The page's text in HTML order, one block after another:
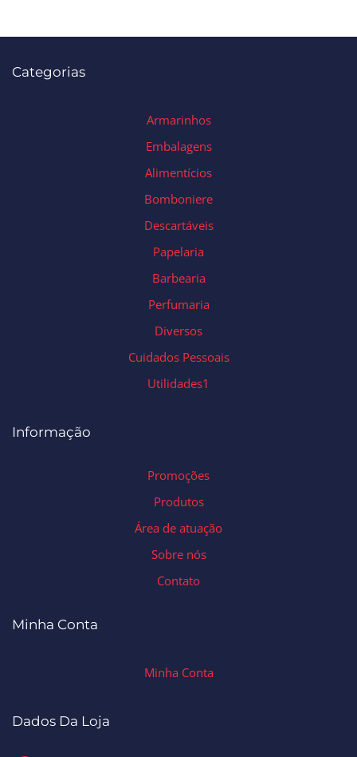
Categorias
Armarinhos
Embalagens
Alimentícios
Bomboniere
Descartáveis
Papelaria
Barbearia
Perfumaria
Diversos
Cuidados Pessoais
Utilidades1
Informação
Promoções
Produtos
Área de atuação
Sobre nós
Contato
Minha Conta
Minha Conta
Dados Da Loja